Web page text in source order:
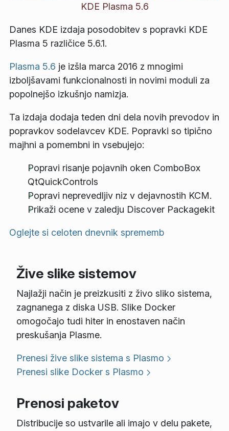
KDE Plasma 5.6
Danes KDE izdaja posodobitev s popravki KDE
Plasma 5 različice 5.6.1.
Plasma 5.6 je izšla marca 2016 z mnogimi
izboljšavami funkcionalnosti in novimi moduli za
popolnejšo izkušnjo namizja.
Ta izdaja dodaja teden dni dela novih prevodov in
popravkov sodelavcev KDE. Popravki so tipično
majhni a pomembni in vsebujejo:
Popravi risanje pojavnih oken ComboBox
QtQuickControls
Popravi neprevedljiv niz v dejavnostih KCM.
Prikaži ocene v zaledju Discover Packagekit
Oglejte si celoten dnevnik sprememb
Žive slike sistemov
Najlažji način je preizkusiti z živo sliko sistema,
zagnanega z diska USB. Slike Docker
omogočajo tudi hiter in enostaven način
preskušanja Plasme.
Prenesi žive slike sistema s Plasmo
Prenesi slike Docker s Plasmo
Prenosi paketov
Distribucije so ustvarile ali imajo v delu pakete,